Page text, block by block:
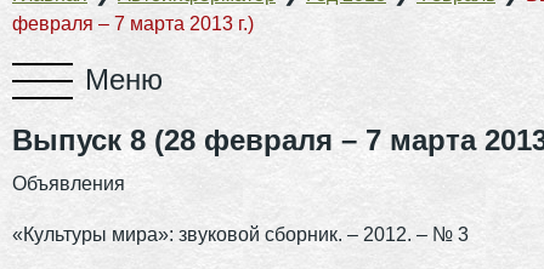
февраля – 7 марта 2013 г.)
Выпуск 8 (28 февраля – 7 марта
Объявления
«Культуры мира»: звуковой сборник. – 2012. – № 3